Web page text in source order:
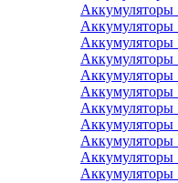
Аккумуляторы
Аккумуляторы
Аккумуляторы
Аккумуляторы
Аккумуляторы
Аккумуляторы
Аккумуляторы
Аккумуляторы
Аккумуляторы
Аккумуляторы
Аккумуляторы